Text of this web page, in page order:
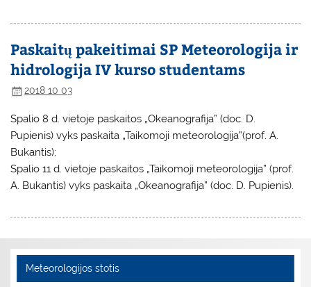
Paskaitų pakeitimai SP Meteorologija ir
hidrologija IV kurso studentams
2018 10 03
Spalio 8 d. vietoje paskaitos „Okeanografija” (doc. D.
Pupienis) vyks paskaita „Taikomoji meteorologija”(prof. A.
Bukantis);
Spalio 11 d. vietoje paskaitos „Taikomoji meteorologija” (prof.
A. Bukantis) vyks paskaita „Okeanografija” (doc. D. Pupienis).
Meteorologijos stotis